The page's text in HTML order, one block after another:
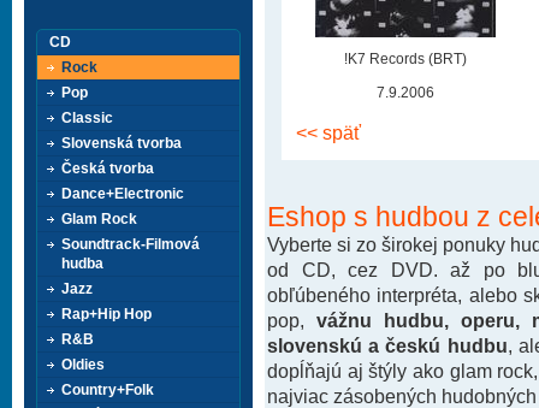
!K7 Records (BRT)
7.9.2006
<< späť
Eshop s hudbou z
Vyberte si zo širokej ponuky
od CD, cez DVD. až po
obľúbeného interpréta, alebo
pop, vážnu hudbu, operu,
slovenskú a českú hudbu ,
dopĺňajú aj štýly ako glam
najviac zásobených
CD
Rock
Pop
Classic
Slovenská tvorba
Česká tvorba
Dance+Electronic
Glam Rock
Soundtrack-Filmová
hudba
Jazz
Rap+Hip Hop
R&B
Oldies
Country+Folk